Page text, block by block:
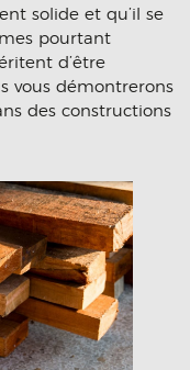
solide et qu’il se
pourtant
d’être
vous démontrerons
des constructions